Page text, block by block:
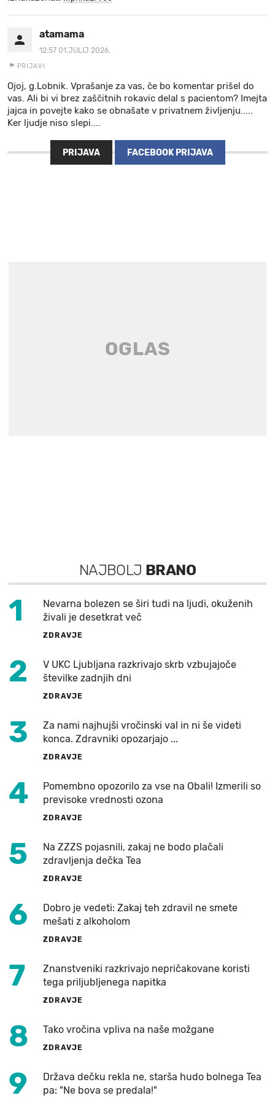
atamama
12:57 01.JULIJ 2026.
PRIJAVI
Ojoj, g.Lobnik. Vprašanje za vas, če bo komentar prišel do
vas. Ali bi vi brez zaščitnih rokavic delal s pacientom? Imejta
jajca in povejte kako se obnašate v privatnem življenju.....
Ker ljudje niso slepi....
PRIJAVA FACEBOOK PRIJAVA
NAJBOLJ BRANO
1
Nevarna bolezen se širi tudi na ljudi, okuženih
živali je desetkrat več
ZDRAVJE
2
V UKC Ljubljana razkrivajo skrb vzbujajoče
številke zadnjih dni
ZDRAVJE
3
Za nami najhujši vročinski val in ni še videti
konca. Zdravniki opozarjajo ...
ZDRAVJE
4
Pomembno opozorilo za vse na Obali! Izmerili so
previsoke vrednosti ozona
ZDRAVJE
5
Na ZZZS pojasnili, zakaj ne bodo plačali
zdravljenja dečka Tea
ZDRAVJE
6
Dobro je vedeti: Zakaj teh zdravil ne smete
mešati z alkoholom
ZDRAVJE
7
Znanstveniki razkrivajo nepričakovane koristi
tega priljubljenega napitka
ZDRAVJE
8 Tako vročina vpliva na naše možgane
ZDRAVJE
9
Država dečku rekla ne, starša hudo bolnega Tea
pa: "Ne bova se predala!"